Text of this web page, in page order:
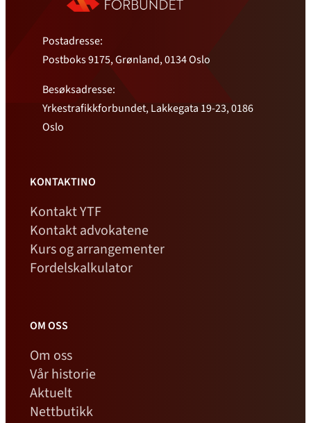
Postadresse:
Postboks 9175, Grønland, 0134 Oslo
Besøksadresse:
Yrkestrafikkforbundet, Lakkegata 19-23, 0186
Oslo
KONTAKTINO
Kontakt YTF
Kontakt advokatene
Kurs og arrangementer
Fordelskalkulator
OM OSS
Om oss
Vår historie
Aktuelt
Nettbutikk